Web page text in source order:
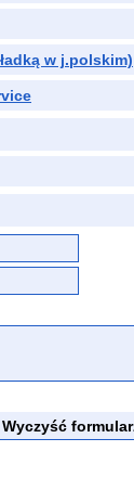
w j.polskim)